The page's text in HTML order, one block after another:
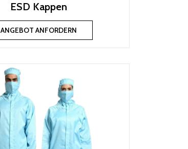
ESD Kappen
ANGEBOT ANFORDERN